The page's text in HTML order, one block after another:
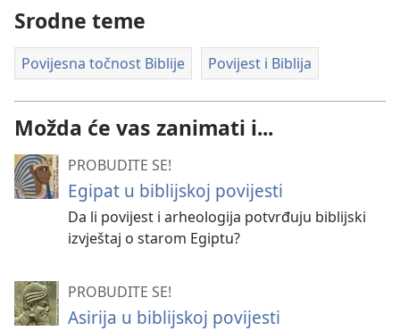
Srodne teme
Povijesna točnost Biblije Povijest i Biblija
Možda će vas zanimati i...
PROBUDITE SE!
Egipat u biblijskoj povijesti
Da li povijest i arheologija potvrđuju biblijski
izvještaj o starom Egiptu?
PROBUDITE SE!
Asirija u biblijskoj povijesti